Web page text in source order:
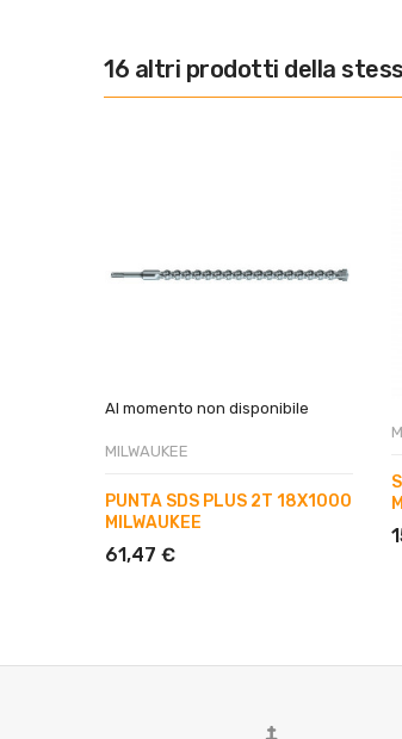
16 altri prodotti della
Al momento non disponibile
MILWAUKEE
PUNTA SDS PLUS 2T 18X1000
MILWAUKEE
61,47 €